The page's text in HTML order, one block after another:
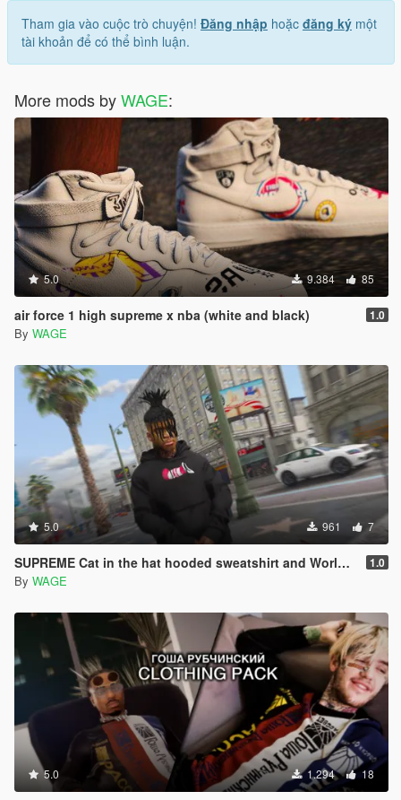
Tham gia vào cuộc trò chuyện! Đăng nhập hoặc đăng ký một
tài khoản để có thể bình luận.
More mods byWAGE:
5.0 9.384 85
air force 1 high supreme x nba (white and black) 1.0
By WAGE
5.0 961 7
SUPREME Cat in the hat hooded sweatshirt and World famous crewneck 1.0
By WAGE
5.0 1.294 18